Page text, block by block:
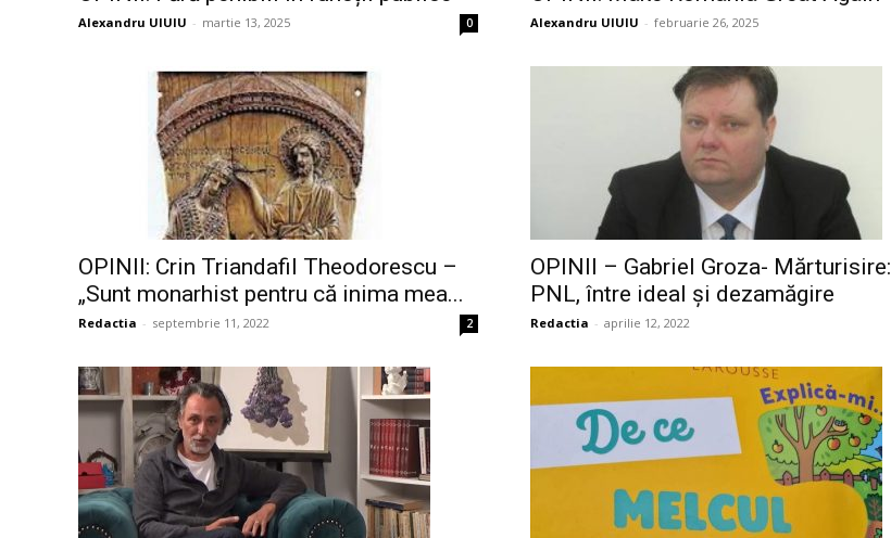
Alexandru UIUIU - martie 13, 2025 0 Alexandru UIUIU - februarie 26, 2025
OPINII: Crin Triandafil Theodorescu –
„Sunt monarhist pentru că inima mea...
Redactia - septembrie 11, 2022 2
OPINII – Gabriel Groza- Mărturisire:
PNL, între ideal și dezamăgire
Redactia - aprilie 12, 2022